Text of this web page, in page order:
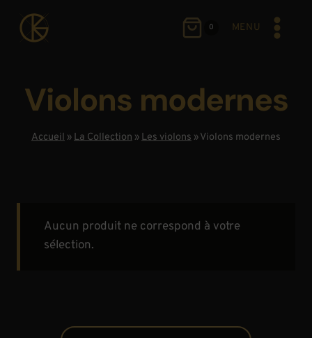
contenu
0 MENU
Violons modernes
Accueil » La Collection » Les violons »Violons modernes
Aucun produit ne correspond à votre
sélection.